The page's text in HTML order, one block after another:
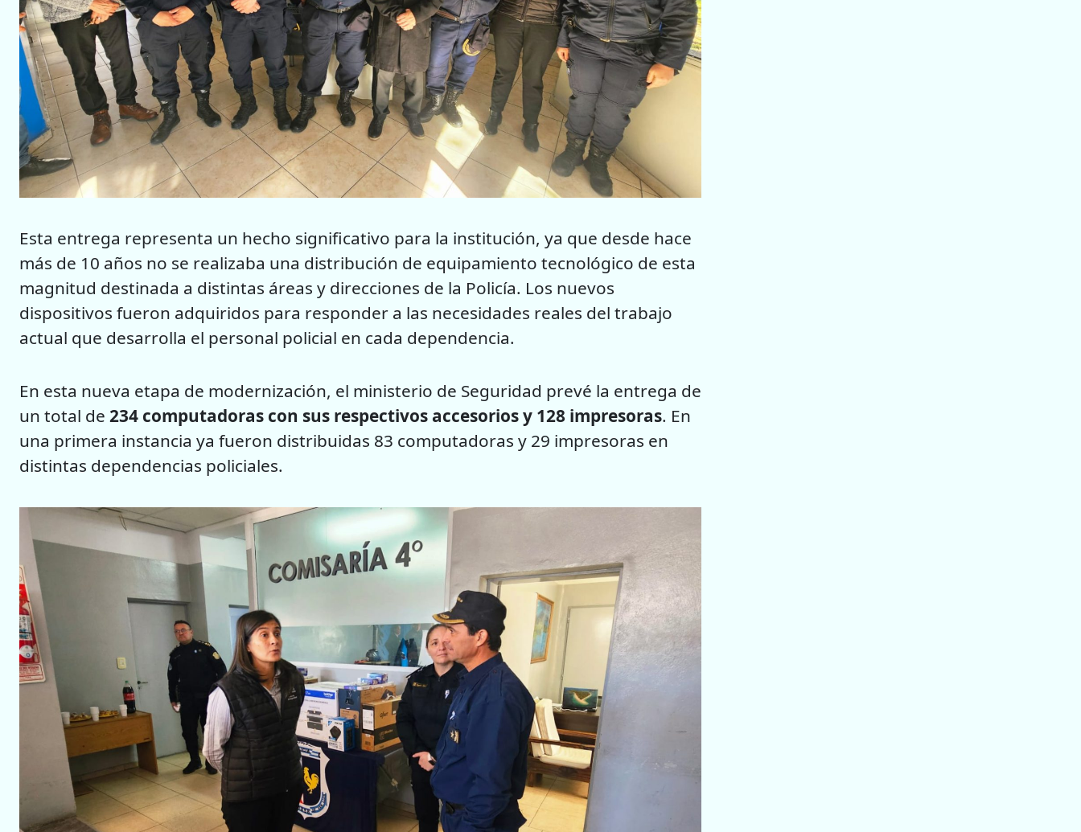
Esta entrega representa un hecho significativo para la institución, ya que desde hace
más de 10 años no se realizaba una distribución de equipamiento tecnológico de esta
magnitud destinada a distintas áreas y direcciones de la Policía. Los nuevos
dispositivos fueron adquiridos para responder a las necesidades reales del trabajo
actual que desarrolla el personal policial en cada dependencia.
En esta nueva etapa de modernización, el ministerio de Seguridad prevé la entrega de
un total de 234 computadoras con sus respectivos accesorios y 128 impresoras. En
una primera instancia ya fueron distribuidas 83 computadoras y 29 impresoras en
distintas dependencias policiales.